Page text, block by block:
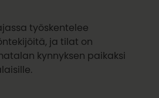
työskentelee
ja tilat on
kynnyksen paikaksi